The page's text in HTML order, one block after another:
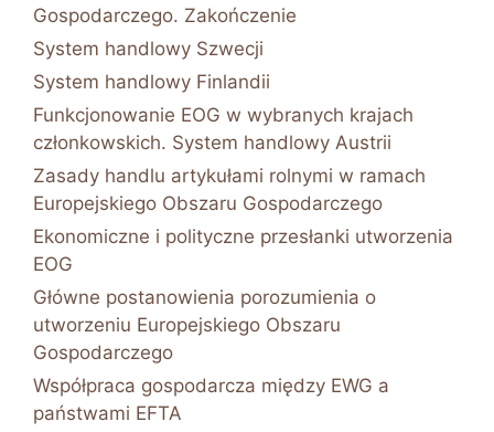
Gospodarczego. Zakończenie
System handlowy Szwecji
System handlowy Finlandii
Funkcjonowanie EOG w wybranych krajach
członkowskich. System handlowy Austrii
Zasady handlu artykułami rolnymi w ramach
Europejskiego Obszaru Gospodarczego
Ekonomiczne i polityczne przesłanki utworzenia
EOG
Główne postanowienia porozumienia o
utworzeniu Europejskiego Obszaru
Gospodarczego
Współpraca gospodarcza między EWG a
państwami EFTA